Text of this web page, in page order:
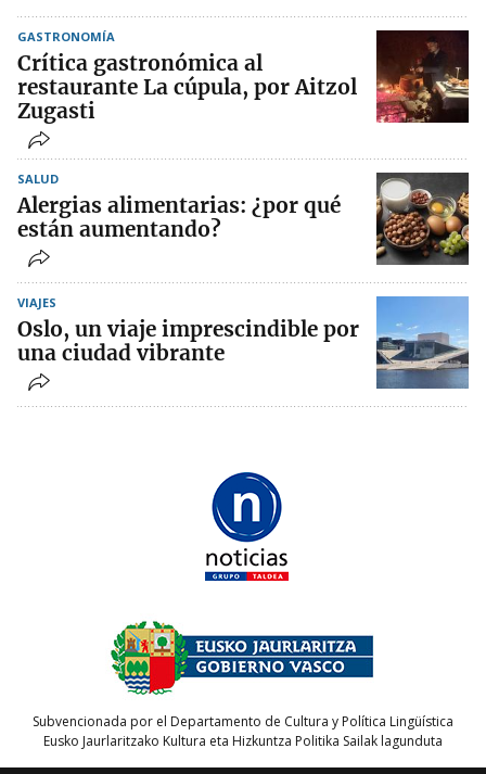
GASTRONOMÍA
Crítica gastronómica al
restaurante La cúpula, por Aitzol
Zugasti
SALUD
Alergias alimentarias: ¿por qué
están aumentando?
VIAJES
Oslo, un viaje imprescindible por
una ciudad vibrante
Subvencionada por el Departamento de Cultura y Política Lingüística
Eusko Jaurlaritzako Kultura eta Hizkuntza Politika Sailak lagunduta